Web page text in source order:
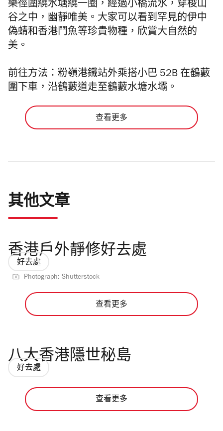
樂徑圍繞水塘繞一圈，經過小橋流水，穿梭山
谷之中，幽靜唯美。大家可以看到罕見的伊中
偽蜻和香港鬥魚等珍貴物種，欣賞大自然的
美。
前往方法：粉嶺港鐵站外乘搭小巴 52B 在鶴藪
圍下車，沿鶴藪道走至鶴藪水塘水壩。
查看更多
其他文章
香港戶外靜修好去處
好去處
Photograph: Shutterstock
查看更多
八大香港隱世秘島
好去處
查看更多